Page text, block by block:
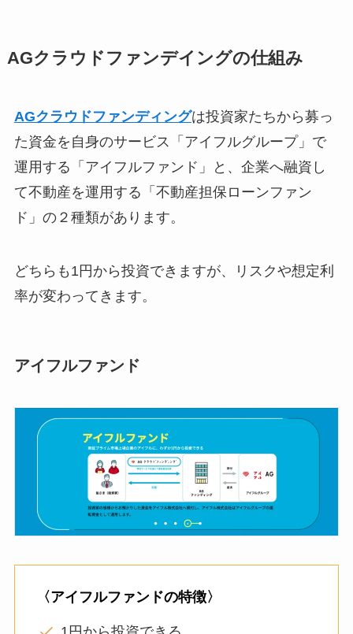
AGクラウドファンデイングの仕組み
AGクラウドファンディングは投資家たちから募っ
た資金を自身のサービス「アイフルグループ」で
運用する「アイフルファンド」と、企業へ融資し
て不動産を運用する「不動産担保ローンファン
ド」の２種類があります。
どちらも1円から投資できますが、リスクや想定利
率が変わってきます。
アイフルファンド
〈アイフルファンドの特徴〉